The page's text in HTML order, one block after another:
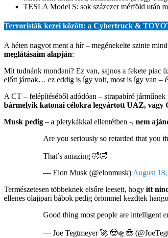
TESLA Model S: sok százezer mérföld után
Terroristák kezei között: a Cybertruck &
A héten nagyot ment a hír – megénekelte szinte
meglátásaim alapján:
Mit tudnánk mondani? Ez van, sajnos a fekete piac
előtt járnak… ez eddig is így volt, most is így van –
A CT – felépítéséből adódóan – strapabíró
bármelyik katonai célokra legyártott UAZ,
Musk pedig – a pletykákkal ellentétben -, nem
Are you seriously so retarded that you
That’s amazing 🤣🤣
— Elon Musk (@elonmusk) August
Természetesen többeknek elsőre leesett, hogy itt
ellenes olajipari bábok pedig örömmel kezdtek
Good thing most people are intelligent
— Joe Tegtmeyer 🚀 🤠🛸😎